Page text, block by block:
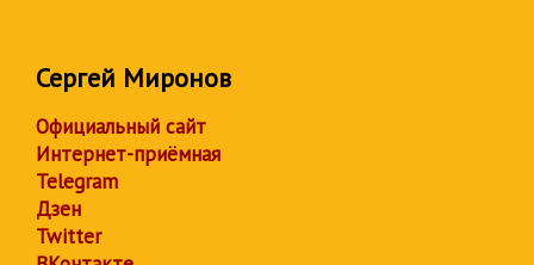
Сергей Миронов
Официальный сайт
Интернет-приёмная
Telegram
Дзен
Twitter